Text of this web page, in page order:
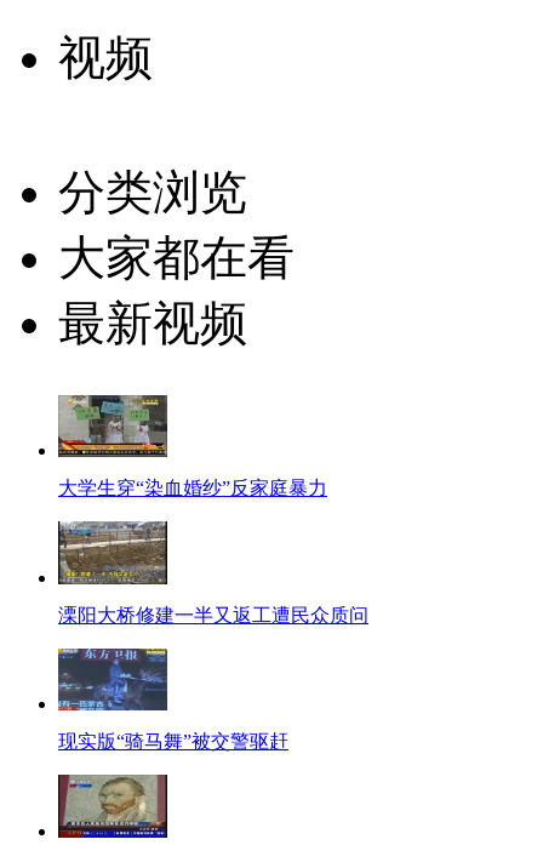
视频
分类浏览
大家都在看
最新视频
大学生穿“染血婚纱”反家庭暴力
溧阳大桥修建一半又返工遭民众质问
现实版“骑马舞”被交警驱赶